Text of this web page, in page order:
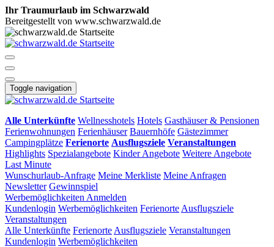
Ihr Traumurlaub im Schwarzwald
Bereitgestellt von www.schwarzwald.de
Toggle navigation
Alle Unterkünfte Wellnesshotels Hotels Gasthäuser & Pensionen
Ferienwohnungen Ferienhäuser Bauernhöfe Gästezimmer
Campingplätze Ferienorte Ausflugsziele Veranstaltungen
Highlights Spezialangebote Kinder Angebote Weitere Angebote
Last Minute
Wunschurlaub-Anfrage Meine Merkliste Meine Anfragen
Newsletter Gewinnspiel
Werbemöglichkeiten Anmelden
Kundenlogin Werbemöglichkeiten Ferienorte Ausflugsziele
Veranstaltungen
Alle Unterkünfte Ferienorte Ausflugsziele Veranstaltungen
Kundenlogin Werbemöglichkeiten